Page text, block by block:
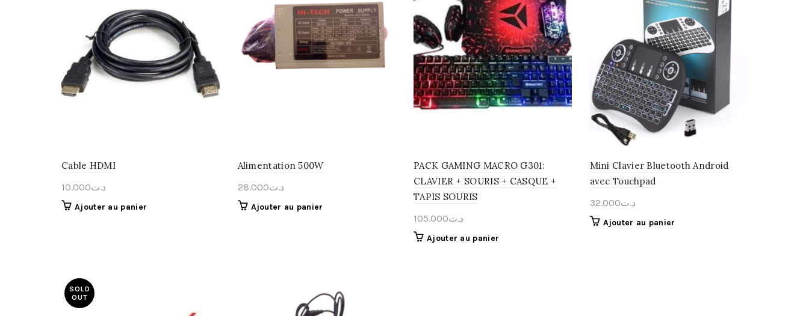
Cable HDMI
د.ت10.000
Ajouter au panier
Alimentation 500W
د.ت28.000
Ajouter au panier
PACK GAMING MACRO G301:
CLAVIER + SOURIS + CASQUE +
TAPIS SOURIS
د.ت105.000
Ajouter au panier
Mini Clavier Bluetooth Android
avec Touchpad
د.ت32.000
Ajouter au panier
SOLD
OUT